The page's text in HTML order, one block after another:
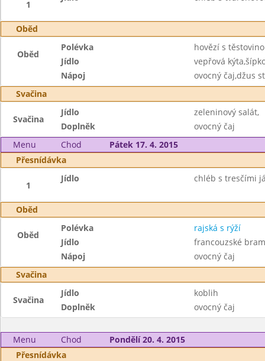
1
Oběd
Oběd
Polévka
hovězí s
Jídlo
vepřová
Nápoj
ovocný čaj,džus
Svačina
Svačina
Jídlo
zeleninový salát,
Doplněk
ovocný čaj
Menu
Chod
Pátek 17. 4. 2015
Přesnídávka
1
Jídlo chléb s tresčími
Oběd
Oběd
Polévka
rajská s rýží
Jídlo
francouzské
Nápoj
ovocný čaj
Svačina
Svačina
Jídlo
koblih
Doplněk
ovocný čaj
Menu Chod
Pondělí 20. 4. 2015
Přesnídávka